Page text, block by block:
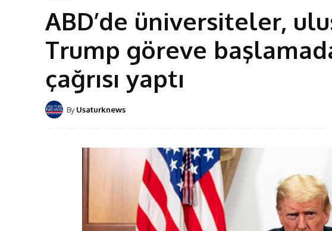
ABD’de üniversiteler,
Trump göreve
çağrısı yaptı
By Usaturknews